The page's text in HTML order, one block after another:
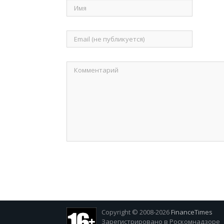
Copyright © 2008-2026 FinanceTimes
Зарегистрировано в Роскомнадзоре